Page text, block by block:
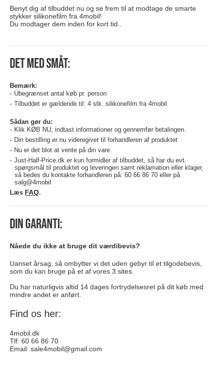
Benyt dig af tilbuddet nu og se frem til at modtage de smarte
stykker silikonefilm fra 4mobil!
Du modtager dem inden for kort tid..
Det med småt:
Bemærk:
Ubegrænset antal køb pr. person
Tilbuddet er gældende til: 4 stk. silikonefilm fra 4mobil
Sådan gør du:
Klik KØB NU, indtast informationer og gennemfør betalingen.
Din bestilling er nu videregivet til forhandleren af produktet
Nu er det blot at vente på din vare.
Just-Half-Price.dk er kun formidler af tilbuddet, så har du evt.
spørgsmål til produktet og leveringen samt reklamation eller klager,
så bedes du kontakte forhandleren på: 60 66 86 70 eller på
salg@4mobil
Læs FAQ.
Din garanti:
Nåede du ikke at bruge dit værdibevis?
Uanset årsag, så ombytter vi det uden gebyr til et tilgodebevis,
som du kan bruge på et af vores 3 sites.
Du har naturligvis altid 14 dages fortrydelsesret på dit køb med
mindre andet er anført.
Find os her:
4mobil.dk
Tlf: 60 66 86 70
Email: sale4mobil@gmail.com